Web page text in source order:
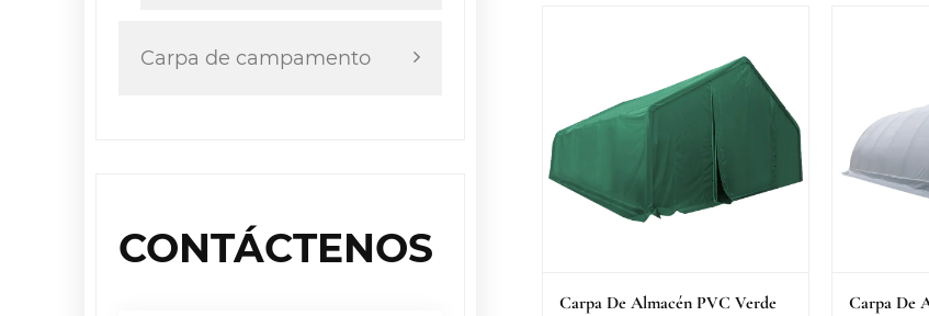
Carpa de campamento
CONTÁCTENOS
Carpa De Almacén PVC Verde
Carpa De